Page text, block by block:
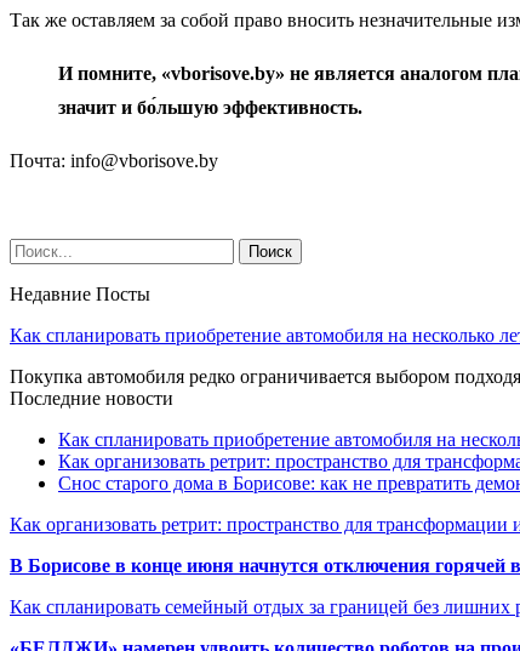
Так же оставляем за собой право вносить незначительные
И помните, «vborisove.by» не является аналогом
значит и бо́льшую эффективность.
Почта: info@vborisove.by
Недавние Посты
Как спланировать приобретение автомобиля на несколько
Покупка автомобиля редко ограничивается выбором
Последние новости
Как спланировать приобретение автомобиля на
Как организовать ретрит: пространство для
Снос старого дома в Борисове: как не превратить
Как организовать ретрит: пространство для
В Борисове в конце июня начнутся отключения горячей
Как спланировать семейный отдых за границей без лишних